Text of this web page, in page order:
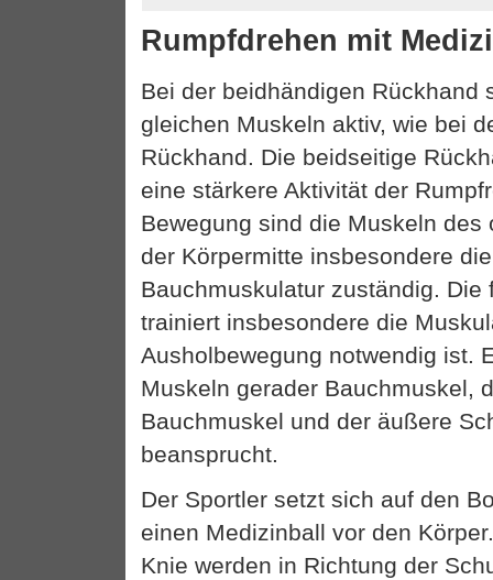
Rumpfdrehen mit
Bei der beidhändigen Rückhand
gleichen Muskeln aktiv, wie bei
Rückhand. Die beidseitige
eine stärkere Aktivität der
Bewegung sind die Muskeln des
der Körpermitte insbesondere
Bauchmuskulatur zuständig. Die
trainiert insbesondere die
Ausholbewegung notwendig ist.
Muskeln gerader Bauchmuskel,
Bauchmuskel und der äußere
beansprucht.
Der Sportler setzt sich auf den
einen Medizinball vor den
Knie werden in Richtung der